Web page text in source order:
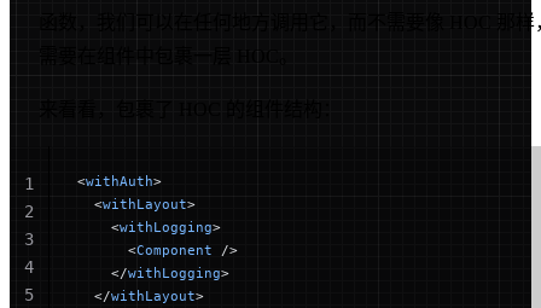
函数，我们可以在任何地方调用它，而不需要像 HOC 那样
需要在组件中包裹一层 HOC。
来看看，包裹了 HOC 的组件结构：
<withAuth>
  <
withLayout>
    <
withLogging>
      <
Component />
    </
withLogging>
  </
withLayout>
1
2
3
4
5